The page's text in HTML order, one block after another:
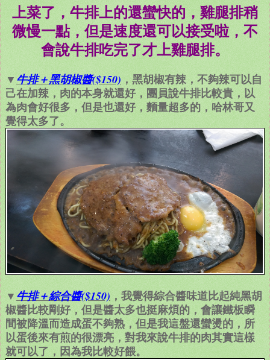
上菜了，牛排上的還蠻快的，雞腿排稍
微慢一點，但是速度還可以接受啦，不
會說牛排吃完了才上雞腿排。
▼ 牛排＋黑胡椒醬($150) ，黑胡椒有辣，不夠辣可以自
己在加辣，肉的本身就還好，團員說牛排比較貴，以
為肉會好很多，但是也還好，麵量超多的，哈林哥又
覺得太多了。
▼ 牛排＋綜合醬($150) ，我覺得綜合醬味道比起純黑胡
椒醬比較剛好，但是醬太多也挺麻煩的，會讓鐵板瞬
間被降溫而造成蛋不夠熟，但是我這盤還蠻燙的，所
以蛋後來有煎的很漂亮，對我來說牛排的肉其實這樣
就可以了，因為我比較好餵。